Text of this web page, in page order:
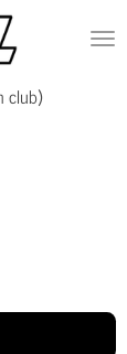
club)